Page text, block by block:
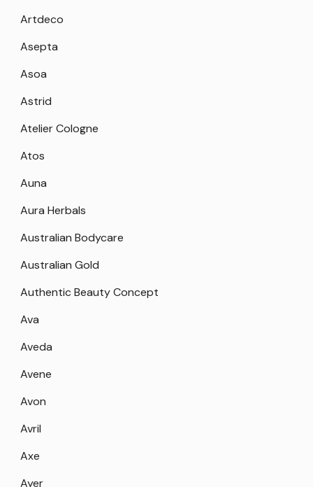
Artdeco
Asepta
Asoa
Astrid
Atelier Cologne
Atos
Auna
Aura Herbals
Australian Bodycare
Australian Gold
Authentic Beauty Concept
Ava
Aveda
Avene
Avon
Avril
Axe
Ayer